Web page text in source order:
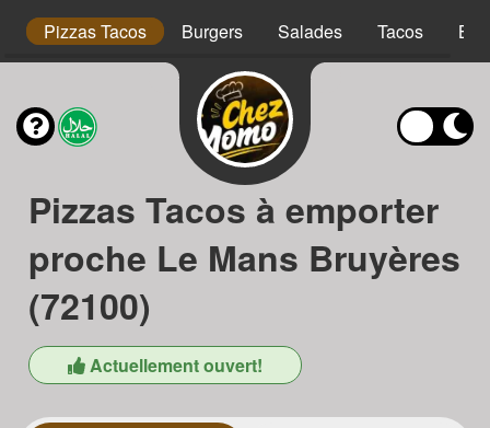
Pizzas Tacos Burgers Salades Tacos
Pizzas Tacos à emporter
proche Le Mans Bruyères
(72100)
Actuellement ouvert!